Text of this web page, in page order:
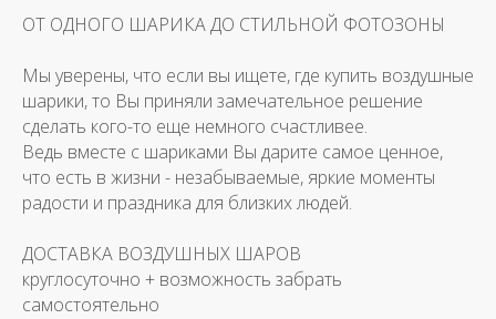
ОТ ОДНОГО ШАРИКА ДО СТИЛЬНОЙ ФОТОЗОНЫ
Мы уверены, что если вы ищете, где купить воздушные
шарики, то Вы приняли замечательное решение
сделать кого-то еще немного счастливее.
Ведь вместе с шариками Вы дарите самое ценное,
что есть в жизни - незабываемые, яркие моменты
радости и праздника для близких людей.
ДОСТАВКА ВОЗДУШНЫХ ШАРОВ
круглосуточно + возможность забрать
самостоятельно